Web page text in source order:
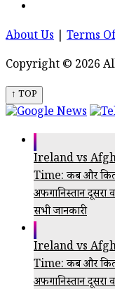
About Us Terms
Copyright © 2026
↑ TOP
Ireland vs
Time: कब और
अफगानिस्तान
सभी जानकारी
Ireland vs
Time: कब और
अफगानिस्तान